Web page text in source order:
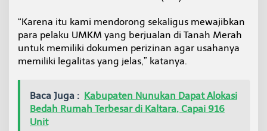
“Karena itu kami mendorong sekaligus mewajibkan
para pelaku UMKM yang berjualan di Tanah Merah
untuk memiliki dokumen perizinan agar usahanya
memiliki legalitas yang jelas,” katanya.
Baca Juga : Kabupaten Nunukan Dapat Alokasi
Bedah Rumah Terbesar di Kaltara, Capai 916
Unit